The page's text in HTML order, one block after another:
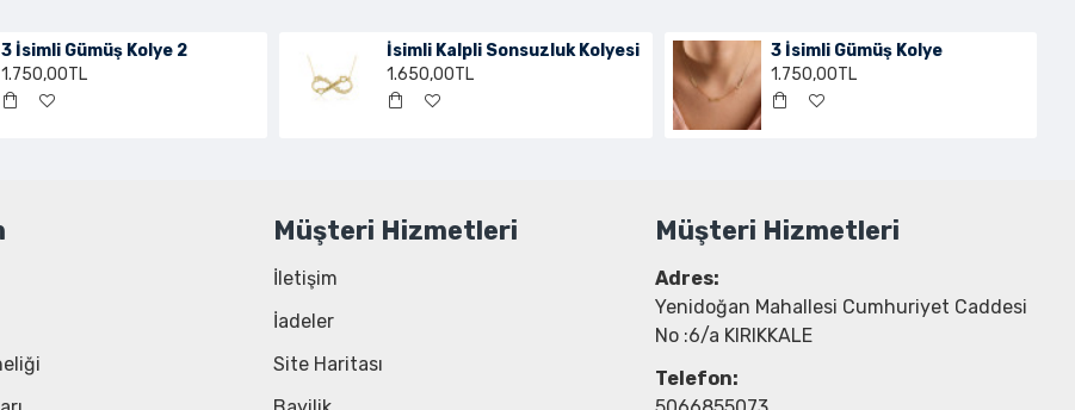
3 İsimli Gümüş Kolye 2
1.750,00TL
İsimli Kalpli Sonsuzluk Kolyesi
1.650,00TL
3 İsimli Gümüş Kolye
1.750,00TL
Müşteri Hizmetleri
İletişim
İadeler
Site Haritası
Müşteri Hizmetleri
Adres:
Yenidoğan Mahallesi Cumhuriyet Caddesi
No :6/a KIRIKKALE
Telefon: